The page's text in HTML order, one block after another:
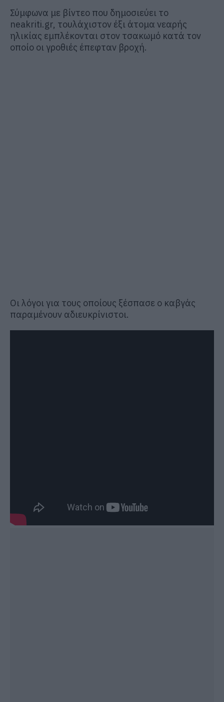
Σύμφωνα με βίντεο που δημοσιεύει το
neakriti.gr, τουλάχιστον έξι άτομα νεαρής
ηλικίας εμπλέκονται στον τσακωμό κατά τον
οποίο οι γροθιές έπεφταν βροχή.
Οι λόγοι για τους οποίους ξέσπασε ο καβγάς
παραμένουν αδιευκρίνιστοι.